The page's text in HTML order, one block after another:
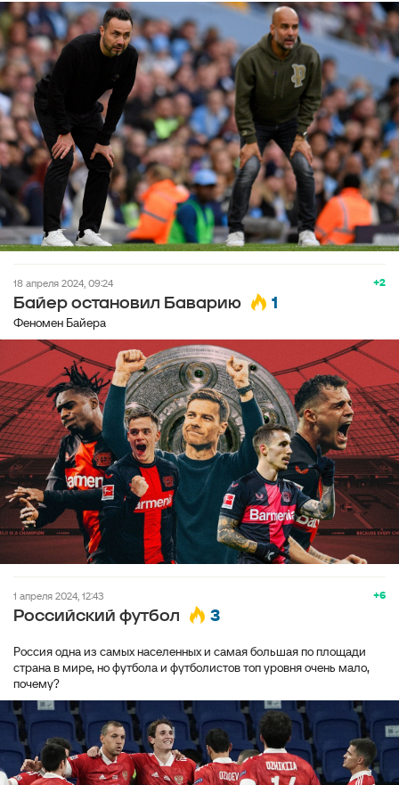
+2
18 апреля 2024, 09:24
Байер остановил Баварию 1
Феномен Байера
+6
1 апреля 2024, 12:43
Российский футбол 3
Россия одна из самых населенных и самая большая по площади
страна в мире, но футбола и футболистов топ уровня очень мало,
почему?